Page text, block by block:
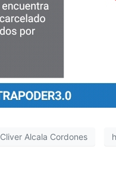
Cliver Alcala Cordones